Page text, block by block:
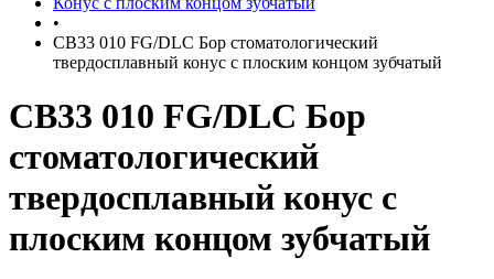
•
CB33 010 FG/DLC Бор стоматологический
твердосплавный конус с плоским концом зубчатый
CB33 010 FG/DLC Бор
стоматологический
твердосплавный конус с
плоским концом зубчатый